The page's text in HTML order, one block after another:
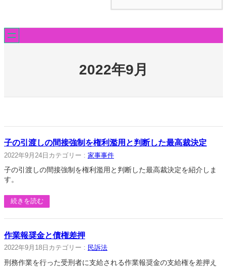
2022年9月
子の引渡しの間接強制を権利濫用と判断した最高裁決定
2022年9月24日 カテゴリー : 家事事件
子の引渡しの間接強制を権利濫用と判断した最高裁決定を紹介しま
す。
続きを読む
作業報奨金と債権差押
2022年9月18日 カテゴリー : 民訴法
刑務作業を行った受刑者に支給される作業報奨金の支給権を差押え